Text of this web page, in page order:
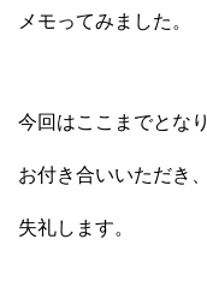
メモってみました。
今回はここまでとな
お付き合いいただき
失礼します。